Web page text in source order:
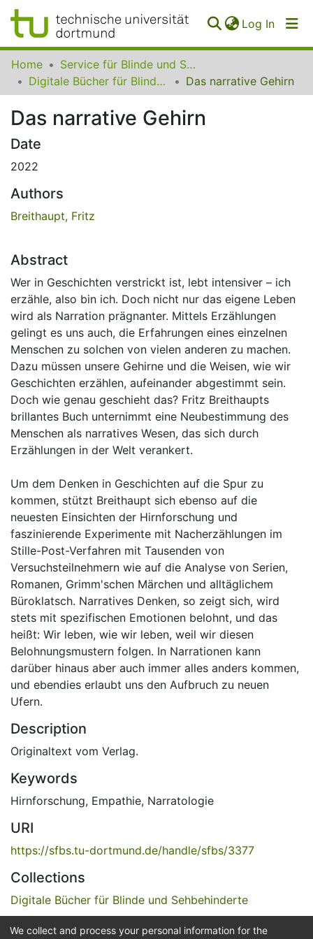
Log In
Communities
Collections
All of SfBS
FAQ
Home
Service für Blinde und Sehbehinderte der UB Dortmund
Digitale Bücher für Blinde und Sehbehinderte
Das narrative Gehirn
Das narrative Gehirn
Date
2022
Authors
Breithaupt, Fritz
Abstract
Wer in Geschichten verstrickt ist, lebt intensiver – ich
erzähle, also bin ich. Doch nicht nur das eigene Leben
wird als Narration prägnanter. Mittels Erzählungen
gelingt es uns auch, die Erfahrungen eines einzelnen
Menschen zu solchen von vielen anderen zu machen.
Dazu müssen unsere Gehirne und die Weisen, wie wir
Geschichten erzählen, aufeinander abgestimmt sein.
Doch wie genau geschieht das? Fritz Breithaupts
brillantes Buch unternimmt eine Neubestimmung des
Menschen als narratives Wesen, das sich durch
Erzählungen in der Welt verankert.
Um dem Denken in Geschichten auf die Spur zu
kommen, stützt Breithaupt sich ebenso auf die
neuesten Einsichten der Hirnforschung und
faszinierende Experimente mit Nacherzählungen im
Stille-Post-Verfahren mit Tausenden von
Versuchsteilnehmern wie auf die Analyse von Serien,
Romanen, Grimm'schen Märchen und alltäglichem
Büroklatsch. Narratives Denken, so zeigt sich, wird
stets mit spezifischen Emotionen belohnt, und das
heißt: Wir leben, wie wir leben, weil wir diesen
Belohnungsmustern folgen. In Narrationen kann
darüber hinaus aber auch immer alles anders kommen,
und ebendies erlaubt uns den Aufbruch zu neuen
Ufern.
Description
Originaltext vom Verlag.
Keywords
Hirnforschung, Empathie, Narratologie
URI
https://sfbs.tu-dortmund.de/handle/sfbs/3377
Collections
Digitale Bücher für Blinde und Sehbehinderte
Full item page
We collect and process your personal information for the